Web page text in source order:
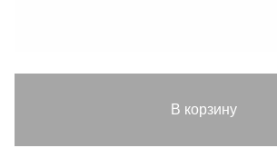
В корзину